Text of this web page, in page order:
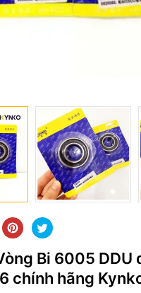
Bi 6005 DDU
chính hãng